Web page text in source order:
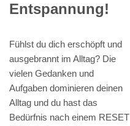
Entspannung!
Fühlst du dich erschöpft und
ausgebrannt im Alltag? Die
vielen Gedanken und
Aufgaben dominieren deinen
Alltag und du hast das
Bedürfnis nach einem RESET